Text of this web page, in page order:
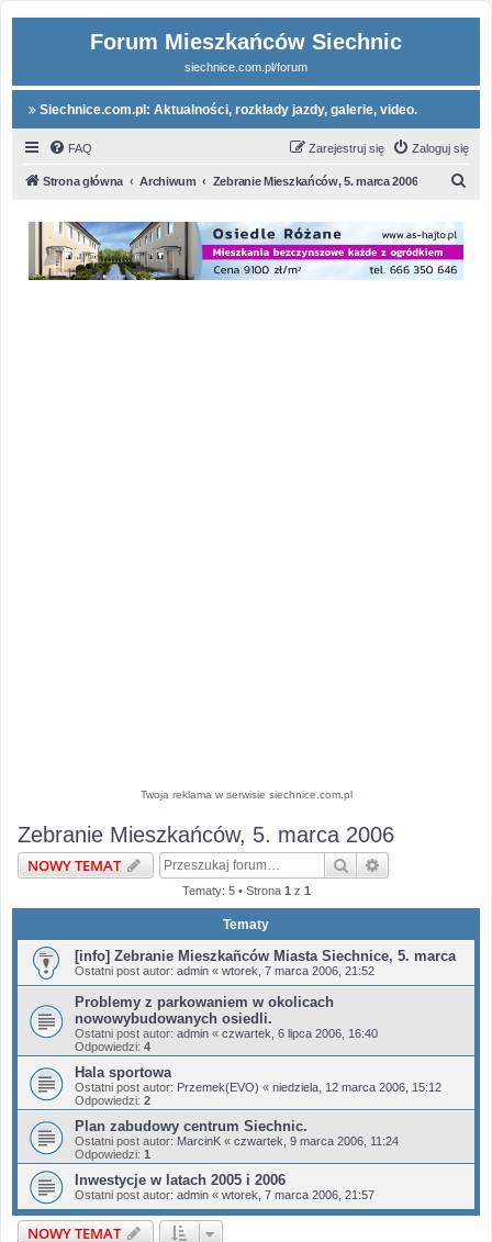
Forum Mieszkańców Siechnic
siechnice.com.pl/forum
Siechnice.com.pl: Aktualności, rozkłady jazdy, galerie, video.
FAQ Zaloguj się
Zarejestruj się
Strona główna Archiwum Zebranie Mieszkańców, 5. marca 2006
Twoja reklama w serwisie siechnice.com.pl
Zebranie Mieszkańców, 5. marca 2006
NOWY TEMAT Szukaj
Tematy: 5 • Strona 1 z 1
Tematy
[info] Zebranie Mieszkañców Miasta Siechnice, 5. marca
Ostatni post autor: admin « wtorek, 7 marca 2006, 21:52
Problemy z parkowaniem w okolicach
nowowybudowanych osiedli.
Ostatni post autor: admin « czwartek, 6 lipca 2006, 16:40
Odpowiedzi: 4
Hala sportowa
Ostatni post autor: Przemek(EVO) « niedziela, 12 marca 2006, 15:12
Odpowiedzi: 2
Plan zabudowy centrum Siechnic.
Ostatni post autor: MarcinK « czwartek, 9 marca 2006, 11:24
Odpowiedzi: 1
Inwestycje w latach 2005 i 2006
Ostatni post autor: admin « wtorek, 7 marca 2006, 21:57
NOWY TEMAT